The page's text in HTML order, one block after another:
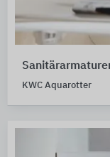
KWC Aquarotter